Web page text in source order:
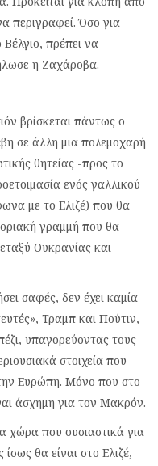
περιγραφεί. Όσο για
πρέπει να
η Ζαχάροβα.
βρίσκεται πάντως ο
σε άλλη μια πολεμοχαρή
θητείας -προς το
ενός γαλλικού
με το Ελιζέ) που θα
γραμμή που θα
Ουκρανίας και
σαφές, δεν έχει καμία
Τραμπ και Πούτιν,
υπαγορεύοντας τους
στοιχεία που
Ευρώπη. Μόνο που στο
άσχημη για τον Μακρόν.
χώρα που ουσιαστικά για
θα είναι στο Ελιζέ,